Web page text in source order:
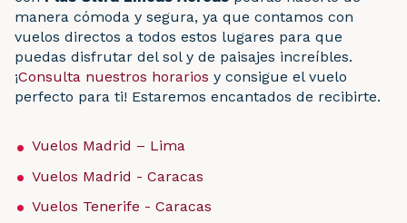
manera cómoda y segura, ya que contamos con
vuelos directos a todos estos lugares para que
puedas disfrutar del sol y de paisajes increíbles.
¡Consulta nuestros horarios y consigue el vuelo
perfecto para ti! Estaremos encantados de recibirte.
Vuelos Madrid – Lima
Vuelos Madrid - Caracas
Vuelos Tenerife - Caracas